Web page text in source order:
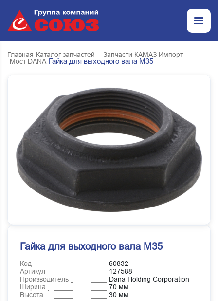
Главная Каталог запчастей
_ Запчасти КАМАЗ Импорт
Мост DANA Гайка для выходного вала М35
Гайка для выходного вала М35
Код
60832
Артикул
127588
Производитель
Dana Holding Corporation
Ширина
70 мм
Высота
30 мм